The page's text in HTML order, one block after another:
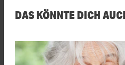
DAS KÖNNTE DICH